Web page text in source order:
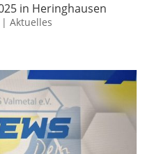
in Heringhausen
| Aktuelles